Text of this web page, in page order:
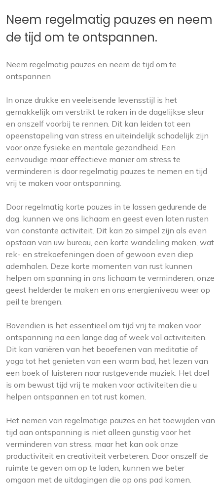
Neem regelmatig pauzes en neem
de tijd om te ontspannen.
Neem regelmatig pauzes en neem de tijd om te
ontspannen
In onze drukke en veeleisende levensstijl is het
gemakkelijk om verstrikt te raken in de dagelijkse sleur
en onszelf voorbij te rennen. Dit kan leiden tot een
opeenstapeling van stress en uiteindelijk schadelijk zijn
voor onze fysieke en mentale gezondheid. Een
eenvoudige maar effectieve manier om stress te
verminderen is door regelmatig pauzes te nemen en tijd
vrij te maken voor ontspanning.
Door regelmatig korte pauzes in te lassen gedurende de
dag, kunnen we ons lichaam en geest even laten rusten
van constante activiteit. Dit kan zo simpel zijn als even
opstaan van uw bureau, een korte wandeling maken, wat
rek- en strekoefeningen doen of gewoon even diep
ademhalen. Deze korte momenten van rust kunnen
helpen om spanning in ons lichaam te verminderen, onze
geest helderder te maken en ons energieniveau weer op
peil te brengen.
Bovendien is het essentieel om tijd vrij te maken voor
ontspanning na een lange dag of week vol activiteiten.
Dit kan variëren van het beoefenen van meditatie of
yoga tot het genieten van een warm bad, het lezen van
een boek of luisteren naar rustgevende muziek. Het doel
is om bewust tijd vrij te maken voor activiteiten die u
helpen ontspannen en tot rust komen.
Het nemen van regelmatige pauzes en het toewijden van
tijd aan ontspanning is niet alleen gunstig voor het
verminderen van stress, maar het kan ook onze
productiviteit en creativiteit verbeteren. Door onszelf de
ruimte te geven om op te laden, kunnen we beter
omgaan met de uitdagingen die op ons pad komen.